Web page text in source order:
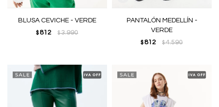
BLUSA CEVICHE - VERDE
$ 812 $3.990
PANTALÓN MEDELLÍN -
VERDE
$ 812 $4.590